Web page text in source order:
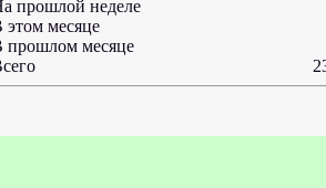
прошлой неделе
этом месяце
прошлом месяце